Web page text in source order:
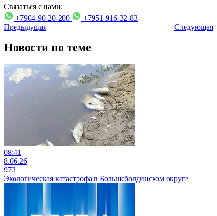
Связаться с нами:
+7904-90-20-200
+7951-916-32-83
Предыдущая
Следующая
Новости по теме
08:41
8.06.26
973
Экологическая катастрофа в Большеболдинском округе